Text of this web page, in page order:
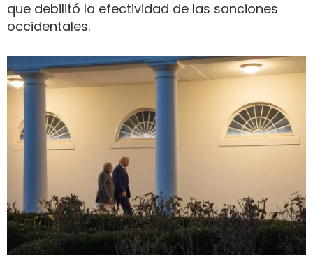
que debilitó la efectividad de las sanciones
occidentales.